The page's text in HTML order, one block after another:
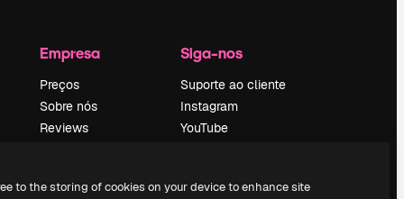
Empresa
Preços
Sobre nós
Reviews
pesquisa
Siga-nos
Suporte ao cliente
Instagram
YouTube
Discord
to the storing of cookies on your device to enhance site